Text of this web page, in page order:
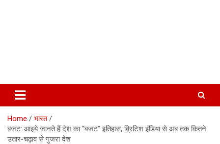
Home
भारत
बजट: आइये जानते हैं देश का “बजट” इतिहास, ब्रिटिश इंडिया से अब तक कितने
उतार-चढ़ाव से गुजरा देश